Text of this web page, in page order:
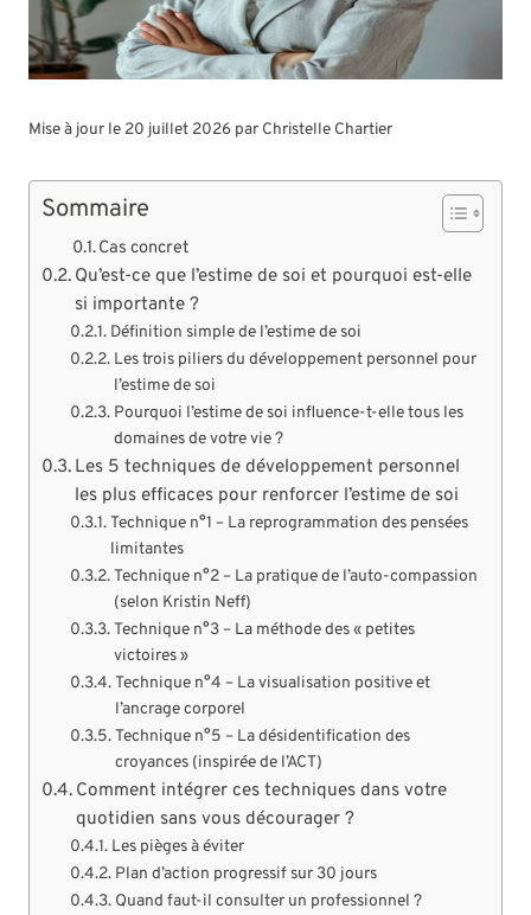
Mise à jour le 20 juillet 2026 par Christelle Chartier
Sommaire
Cas concret
Qu’est-ce que l’estime de soi et pourquoi est-elle
si importante ?
Définition simple de l’estime de soi
Les trois piliers du développement personnel pour
l’estime de soi
Pourquoi l’estime de soi influence-t-elle tous les
domaines de votre vie ?
Les 5 techniques de développement personnel
les plus efficaces pour renforcer l’estime de soi
Technique n°1 – La reprogrammation des pensées
limitantes
Technique n°2 – La pratique de l’auto-compassion
(selon Kristin Neff)
Technique n°3 – La méthode des « petites
victoires »
Technique n°4 – La visualisation positive et
l’ancrage corporel
Technique n°5 – La désidentification des
croyances (inspirée de l’ACT)
Comment intégrer ces techniques dans votre
quotidien sans vous décourager ?
Les pièges à éviter
Plan d’action progressif sur 30 jours
Quand faut-il consulter un professionnel ?